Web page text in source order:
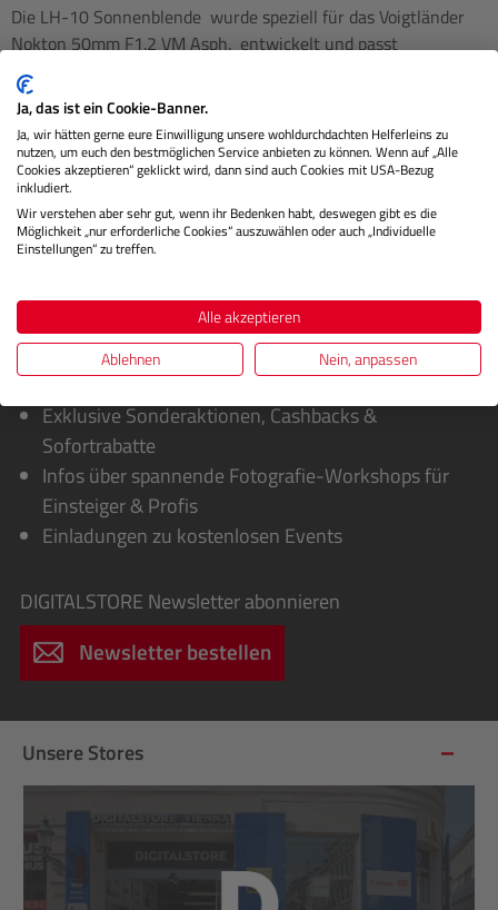
Die LH-10 Sonnenblende wurde speziell für das Voigtländer
Nokton 50mm F1.2 VM Asph. entwickelt und passt
perfekt…
Herstellerinformationen
Bewertungen
Sie erhalten von uns:
Exklusive Sonderaktionen, Cashbacks &
Sofortrabatte
Infos über spannende Fotografie-Workshops für
Einsteiger & Profis
Einladungen zu kostenlosen Events
DIGITALSTORE Newsletter abonnieren
Newsletter bestellen
Unsere Stores
Ja, das ist ein Cookie-Banner.
Ja, wir hätten gerne eure Einwilligung unsere wohldurchdachten Helferleins zu
nutzen, um euch den bestmöglichen Service anbieten zu können. Wenn auf „Alle
Cookies akzeptieren“ geklickt wird, dann sind auch Cookies mit USA-Bezug
inkludiert.
Wir verstehen aber sehr gut, wenn ihr Bedenken habt, deswegen gibt es die
Möglichkeit „nur erforderliche Cookies“ auszuwählen oder auch „Individuelle
Einstellungen“ zu treffen.
Alle akzeptieren
Ablehnen
Nein, anpassen